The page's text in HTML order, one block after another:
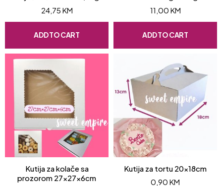
24,75 KM
ADD TO CART
11,00 KM
ADD TO CART
Kutija za kolače sa
prozorom 27x27x6cm
Kutija za tortu 20x18cm
0,90 KM